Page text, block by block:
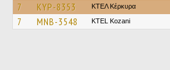
7 KYP-8353 ΚΤΕΛ Κέρκυρα
7 MNB-3548 ΚΤΕL Kozani